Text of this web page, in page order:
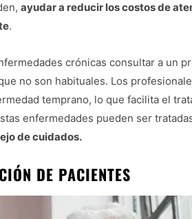
ayudar a reducir los costos de
.
crónicas consultar a un
no son habituales. Los
temprano, lo que facilita el
enfermedades pueden ser
de cuidados.
DE PACIENTES